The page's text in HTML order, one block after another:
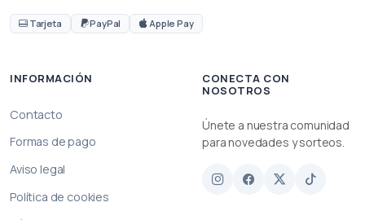
Tarjeta PayPal Apple Pay
INFORMACIÓN
Contacto
Formas de pago
Aviso legal
Política de cookies
CONECTA CON
NOSOTROS
Únete a nuestra comunidad
para novedades y sorteos.